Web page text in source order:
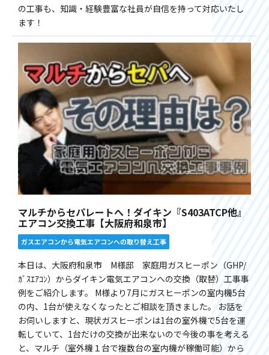
の工事も、知識・経験豊富な社員が自信を持って対応いたし
ます！
マルチからセパレートへ！ダイキン『S403ATCP他』
エアコン交換工事【大阪府和泉市】
ガスエアコンから電気エアコンへの取り替え工事
本日は、大阪府和泉市 M様邸 家庭用ガスヒーポン（GHP/
ｶﾞｽｴｱｺﾝ）からダイキン電気エアコンへの交換（取替）工事事
例をご紹介します。 M様より7月にガスヒーポンの室内機5台
の内、1台が使えなくなったとご相談を頂きました。 お話を
お伺いしますと、現状ガスヒーポンは1台の室外機で5台を運
転していて、1台だけの交換が出来ないので今後の事を考える
と、マルチ（室外機１台で複数台の室内機が稼働可能）から